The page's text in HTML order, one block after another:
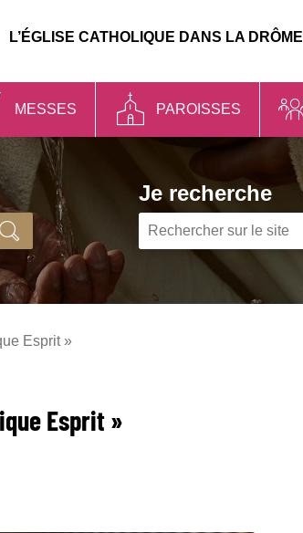
L’ÉGLISE CATHOLIQUE DANS LA DRÔME
MESSES PAROISSES
Ok
Je recherche
Esprit »
Esprit »